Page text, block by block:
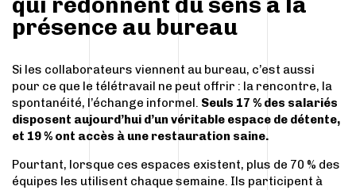
présence au bureau
Si les collaborateurs viennent au bureau, c’est aussi
pour ce que le télétravail ne peut offrir : la rencontre, la
spontanéité, l’échange informel. Seuls 17 % des salariés
disposent aujourd’hui d’un véritable espace de détente,
et 19 % ont accès à une restauration saine.
Pourtant, lorsque ces espaces existent, plus de 70 % des
équipes les utilisent chaque semaine. Ils participent à